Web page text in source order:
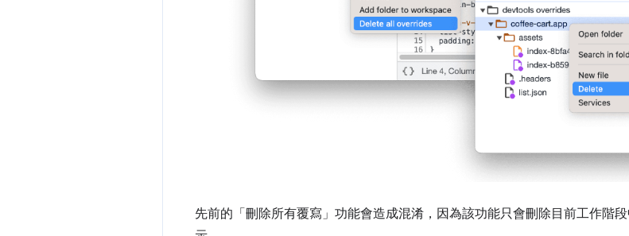
先前的「刪除所有覆寫」 功能會造成混淆，因為該功能只會刪除目前工作階